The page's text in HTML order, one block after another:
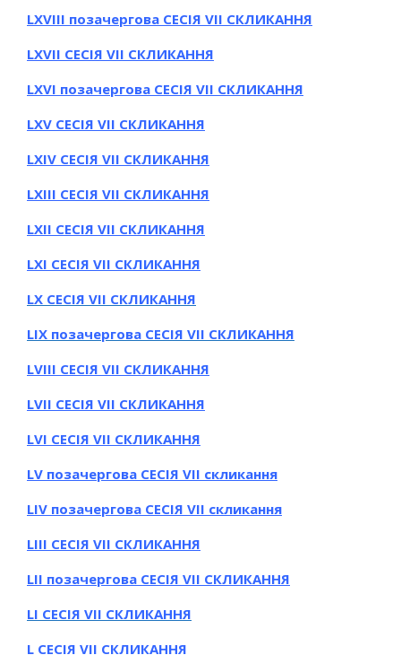
LXVІІІ позачергова СЕСІЯ VII СКЛИКАННЯ
LXVІІ СЕСІЯ VII СКЛИКАННЯ
LXVІ позачергова СЕСІЯ VII СКЛИКАННЯ
LXV СЕСІЯ VII СКЛИКАННЯ
LХІV СЕСІЯ VII СКЛИКАННЯ
LХІІІ СЕСІЯ VII СКЛИКАННЯ
LХІІ СЕСІЯ VII СКЛИКАННЯ
LХІ СЕСІЯ VII СКЛИКАННЯ
LХ СЕСІЯ VII СКЛИКАННЯ
LІХ позачергова СЕСІЯ VII СКЛИКАННЯ
LVІІІ СЕСІЯ VII СКЛИКАННЯ
LVІІ СЕСІЯ VII СКЛИКАННЯ
LVІ СЕСІЯ VII СКЛИКАННЯ
LV позачергова СЕСІЯ VII скликання
LIV позачергова СЕСІЯ VII скликання
LIIІ СЕСІЯ VII СКЛИКАННЯ
LII позачергова СЕСІЯ VII СКЛИКАННЯ
LІ СЕСІЯ VII СКЛИКАННЯ
L СЕСІЯ VII СКЛИКАННЯ